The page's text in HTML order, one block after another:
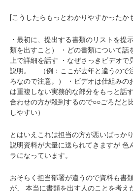
[こうしたらもっとわかりやすかったか
・最初に、提出する書類のリストを提
類を出すこと）
・どの書類について
上で詳細を話す ・なぜさっきビデオ
説明。
（例：ここが去年と違うので
ろなので注意。）
・ビデオは仕組みの
は重複しない実務的な部分をもっと話す
合わせの方が殺到するので○○ごろだと
しやすい）
とはいえこれは担当の方が悪いばっか
説明資料が大量に送られてきますが 色
ラになっています。
おそらく担当部署が違うので資料も書
が、
本当に書類を出す人のことを考え